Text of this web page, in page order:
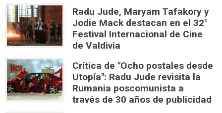
Radu Jude, Maryam Tafakory y
Jodie Mack destacan en el 32°
Festival Internacional de Cine
de Valdivia
Crítica de "Ocho postales desde
Utopía": Radu Jude revisita la
Rumania poscomunista a
través de 30 años de publicidad